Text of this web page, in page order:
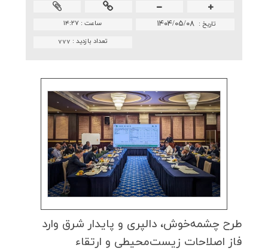
ساعت : ۱۴:۲۷ تاريخ : ۱۴۰۴/۰۵/۰۸
تعداد بازدید : 777
طرح چشمه‌خوش، دالپری و پایدار شرق وارد
فاز اصلاحات زیست‌محیطی و ارتقاء